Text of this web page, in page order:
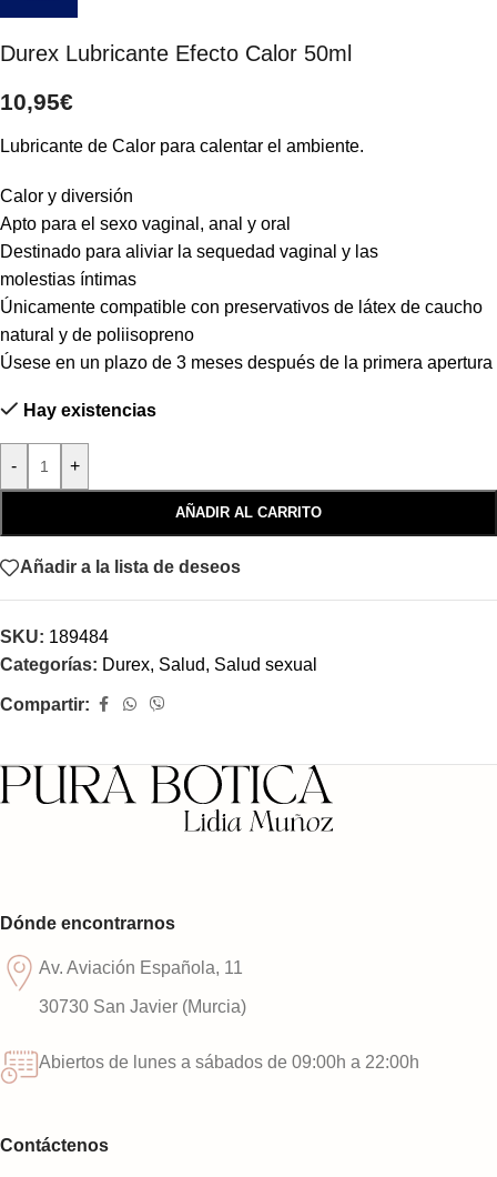
Durex Lubricante Efecto Calor 50ml
10,95€
Lubricante de Calor para calentar el ambiente.​
Calor y diversión
Apto para el sexo vaginal, anal y oral
Destinado para aliviar la sequedad vaginal y las
molestias íntimas
Únicamente compatible con preservativos de látex de caucho
natural y de poliisopreno
Úsese en un plazo de 3 meses después de la primera apertura
Hay existencias
- +
AÑADIR AL CARRITO
Añadir a la lista de deseos
SKU: 189484
Categorías: Durex, Salud, Salud sexual
Compartir:
Dónde encontrarnos
Av. Aviación Española, 11
30730 San Javier (Murcia)
Abiertos de lunes a sábados de 09:00h a 22:00h
Contáctenos